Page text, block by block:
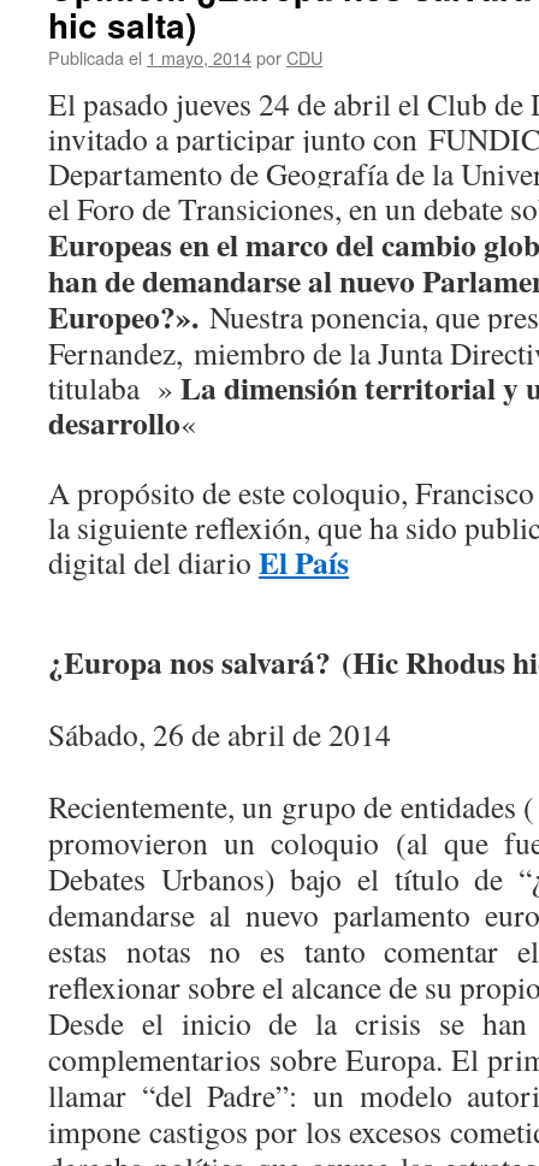
hic salta)
Publicada el 1 mayo, 2014porCDU
El pasado jueves 24 de abril el Club de
invitado a participar junto con
Departamento de Geografía de la
el Foro de Transiciones, en un debate
Europeas en el marco del cambio
han de demandarse al nuevo
Europeo?». Nuestra ponencia, que
Fernandez, miembro de la Junta
titulaba » La dimensión territorial y
desarrollo«
A propósito de este coloquio,
la siguiente reflexión, que ha sido
digital del diario El País
¿Europa nos salvará? (Hic Rhodus
Sábado, 26 de abril de 2014
Recientemente, un grupo de
promovieron un coloquio (al que
Debates Urbanos) bajo el título de
demandarse al nuevo parlamento
estas notas no es tanto comentar
reflexionar sobre el alcance de su
Desde el inicio de la crisis se han
complementarios sobre Europa. El
llamar “del Padre”: un modelo
impone castigos por los excesos